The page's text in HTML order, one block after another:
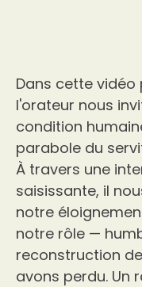
Dans cette
l'orateur nous
condition
parabole du
À travers une
saisissante, il
notre
notre rôle —
reconstruction
avons perdu. Un